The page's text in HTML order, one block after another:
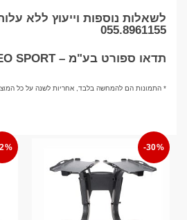
לשאלות נוספות וייעוץ ללא
055.8961155
תדאו ספורט בע"מ – TADDEO SPORT
* התמונות הם להמחשה בלבד, אחריות לשנה על כל
-30%